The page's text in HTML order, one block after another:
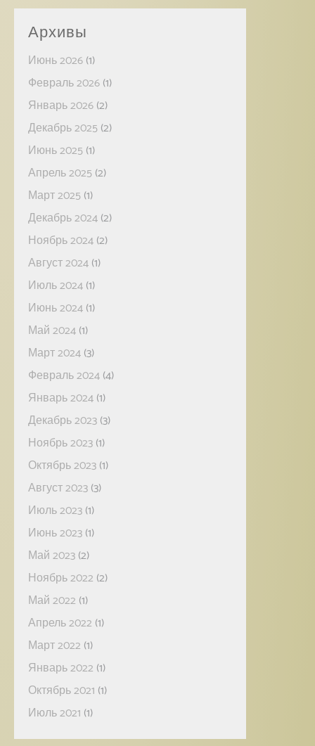
Архивы
Июнь 2026(1)
Февраль 2026(1)
Январь 2026(2)
Декабрь 2025(2)
Июнь 2025(1)
Апрель 2025(2)
Март 2025(1)
Декабрь 2024(2)
Ноябрь 2024(2)
Август 2024(1)
Июль 2024(1)
Июнь 2024(1)
Май 2024(1)
Март 2024(3)
Февраль 2024(4)
Январь 2024(1)
Декабрь 2023(3)
Ноябрь 2023(1)
Октябрь 2023(1)
Август 2023(3)
Июль 2023(1)
Июнь 2023(1)
Май 2023(2)
Ноябрь 2022 (2)
Май 2022 (1)
Апрель 2022 (1)
Март 2022 (1)
Январь 2022 (1)
Октябрь 2021 (1)
Июль 2021 (1)